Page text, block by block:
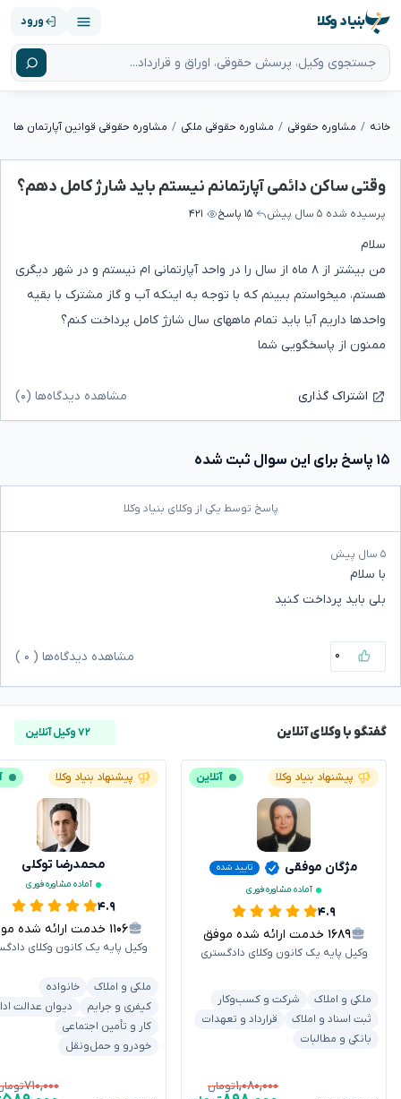
بنیاد وکلا ورود
خانه مشاوره حقوقی مشاوره حقوقی ملکی مشاوره حقوقی قوانین آپارتمان ها
وقتی ساکن دائمی آپارتمانم نیستم باید شارژ کامل دهم؟
پرسیده شده ۵ سال پیش ۱۵ پاسخ ۴۲۱
سلام
من بیشتر از ۸ ماه از سال را در واحد آپارتمانی ام نیستم و در شهر دیگری
هستم، میخواستم ببینم که با توجه به اینکه آب و گاز مشترک با بقیه
واحدها داریم آیا باید تمام ماههای سال شارژ کامل پرداخت کنم؟
ممنون از پاسخگویی شما
اشتراک گذاری مشاهده دیدگاه‌ها (۰)
۱۵ پاسخ برای این سوال ثبت شده
پاسخ توسط یکی از وکلای بنیاد وکلا
۵ سال پیش
با سلام
بلی باید پرداخت کنید
۰ مشاهده دیدگاه‌ها ( ۰
گفتگو با وکلای آنلاین ۷۲ وکیل آنلاین
پیشنهاد بنیاد وکلا آنلاین
مژگان موفقی
تایید شده
آماده مشاوره فوری
۴.۹
۱۶۸۹ خدمت ارائه شده موفق
وکیل پایه یک کانون وکلای دادگستری
ملکی و املاک
شرکت و کسب‌وکار
ثبت اسناد و املاک
قرارداد و تعهدات
بانکی و مطالبات
۱,۰۸۰,۰۰۰تومان
پیشنهاد بنیاد وکلا
محمدرضا توکلی
آماده مشاوره فوری
۴.۹
۱۱۰۶ خدمت ارائه شده موفق
وکیل پایه یک کانون وکلای
ملکی و املاک
خانواده
کیفری و جرایم
دیوان عدالت
کار و تأمین اجتماعی
خودرو و حمل‌ونقل
۷۱۰,۰۰۰